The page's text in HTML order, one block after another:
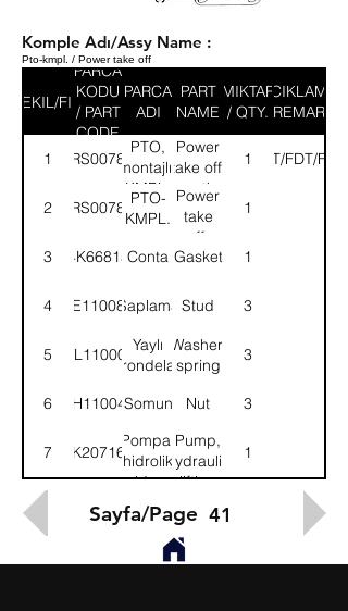
Komple Adı/Assy Name :
Pto-kmpl. / Power take off
SEKIL/FIG
PARCA
KODU
/ PART
CODE
PARCA
ADI
PART
NAME
MIKTAR
/ QTY.
ACIKLAMA
/ REMARK
1 52RS007803
PTO,
montajlı-
KMPL.
Power
take off,
mounting-
ASSY.
1(SDT/FDT/FDX)
2 52RS007806
PTO-
KMPL.
Power
take
off-
ASSY.
1
3 4K66815Conta Gasket 1
4 TE110081Saplama Stud 3
5 WL110002
Yaylı
rondela
Washer,
spring
3
6 NH110041Somun Nut 3
7 4K207165
Pompa,
hidrolik
kaldırma
Pump,
hydraulic
lifting
1
Sayfa/Page 41